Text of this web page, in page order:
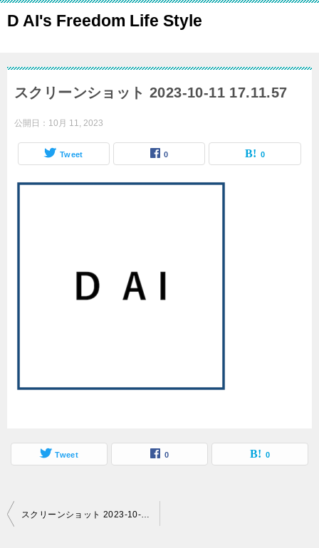
D AI's Freedom Life Style
スクリーンショット 2023-10-11 17.11.57
公開日： 10月 11, 2023
Tweet 0 0
Tweet 0 0
投
スクリーンショット 2023-10-11 17.11.57